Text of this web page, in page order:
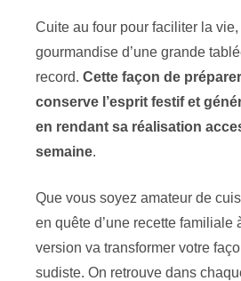
Cuite au four pour faciliter la
gourmandise d’une grande
record. Cette façon de
conserve l’esprit festif et
en rendant sa réalisation
semaine.
Que vous soyez amateur de
en quête d’une recette familiale
version va transformer votre
sudiste. On retrouve dans